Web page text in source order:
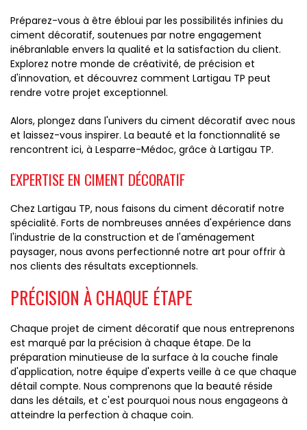
Préparez-vous à être ébloui par les possibilités infinies du
ciment décoratif, soutenues par notre engagement
inébranlable envers la qualité et la satisfaction du client.
Explorez notre monde de créativité, de précision et
d'innovation, et découvrez comment Lartigau TP peut
rendre votre projet exceptionnel.
Alors, plongez dans l'univers du ciment décoratif avec nous
et laissez-vous inspirer. La beauté et la fonctionnalité se
rencontrent ici, à Lesparre-Médoc, grâce à Lartigau TP.
EXPERTISE EN CIMENT DÉCORATIF
Chez Lartigau TP, nous faisons du ciment décoratif notre
spécialité. Forts de nombreuses années d'expérience dans
l'industrie de la construction et de l'aménagement
paysager, nous avons perfectionné notre art pour offrir à
nos clients des résultats exceptionnels.
PRÉCISION À CHAQUE ÉTAPE
Chaque projet de ciment décoratif que nous entreprenons
est marqué par la précision à chaque étape. De la
préparation minutieuse de la surface à la couche finale
d'application, notre équipe d'experts veille à ce que chaque
détail compte. Nous comprenons que la beauté réside
dans les détails, et c'est pourquoi nous nous engageons à
atteindre la perfection à chaque coin.